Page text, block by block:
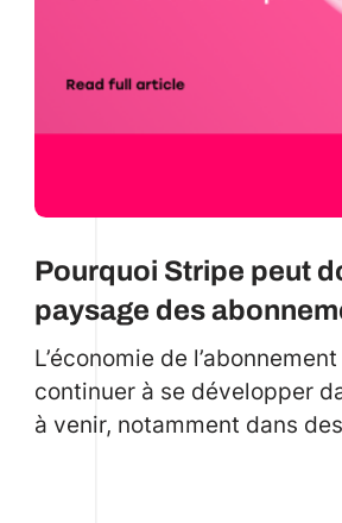
Pourquoi Stripe peut
paysage des
médias
L’économie de
continuer à se développer
à venir, notamment dans